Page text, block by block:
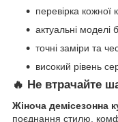
перевірка кожної
актуальні моделі
точні заміри та
високий рівень
🔥 Не втрачайте
Жіноча демісезонна
поєднання стилю,